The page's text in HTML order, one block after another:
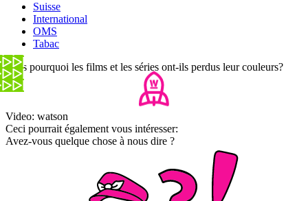
Suisse
International
OMS
Tabac
Mais pourquoi les films et les séries ont-ils perdus leur couleurs?
Video: watson
Ceci pourrait également vous intéresser:
Avez-vous quelque chose à nous dire ?